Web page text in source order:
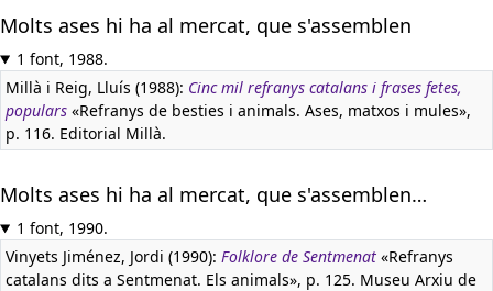
Molts ases hi ha al mercat, que s'assemblen
1 font, 1988.
Millà i Reig, Lluís (1988): Cinc mil refranys catalans i frases fetes,
populars «Refranys de besties i animals. Ases, matxos i mules»,
p. 116. Editorial Millà.
Molts ases hi ha al mercat, que s'assemblen…
1 font, 1990.
Vinyets Jiménez, Jordi (1990): Folklore de Sentmenat «Refranys
catalans dits a Sentmenat. Els animals», p. 125. Museu Arxiu de